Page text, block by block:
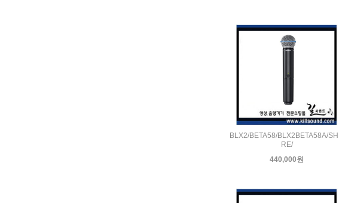
BLX2/BETA58/BLX2BETA58A/
RE/
440,000원